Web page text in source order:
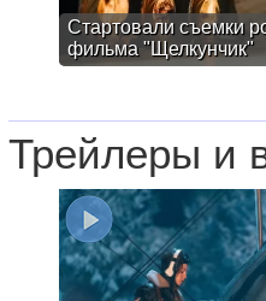
Стартовали съемки
фильма "Щелкунчик"
Трейлеры и